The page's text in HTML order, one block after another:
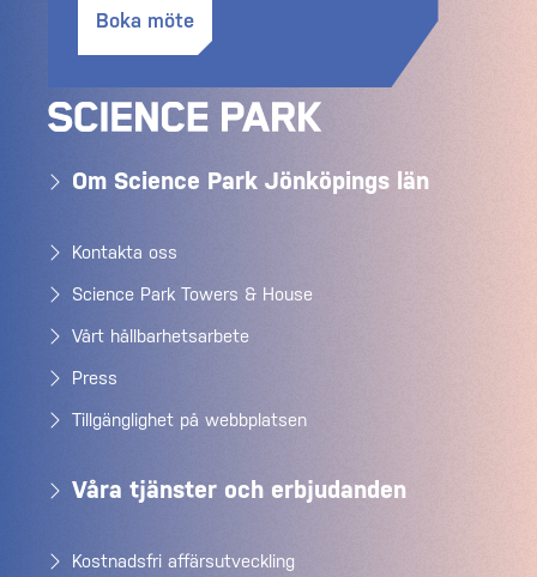
Boka möte
Om Science Park Jönköpings län
Kontakta oss
Science Park Towers & House
Vårt hållbarhetsarbete
Press
Tillgänglighet på webbplatsen
Våra tjänster och erbjudanden
Kostnadsfri affärsutveckling